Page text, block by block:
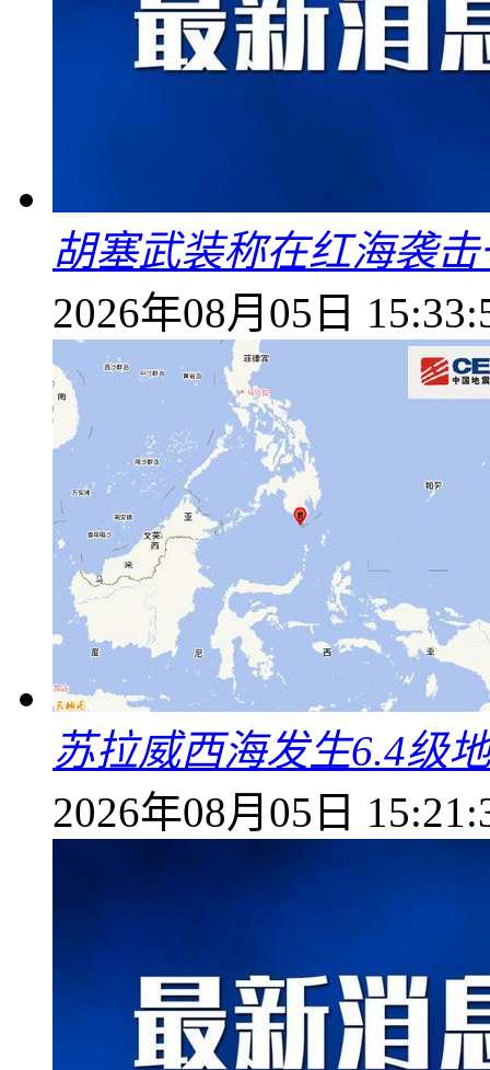
胡塞武装称在红海袭
2026年08月05日
苏拉威西海发生6.4级
2026年08月05日